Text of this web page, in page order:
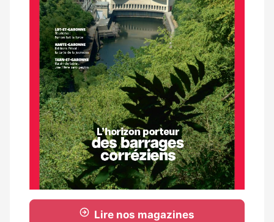
Lire nos magazines